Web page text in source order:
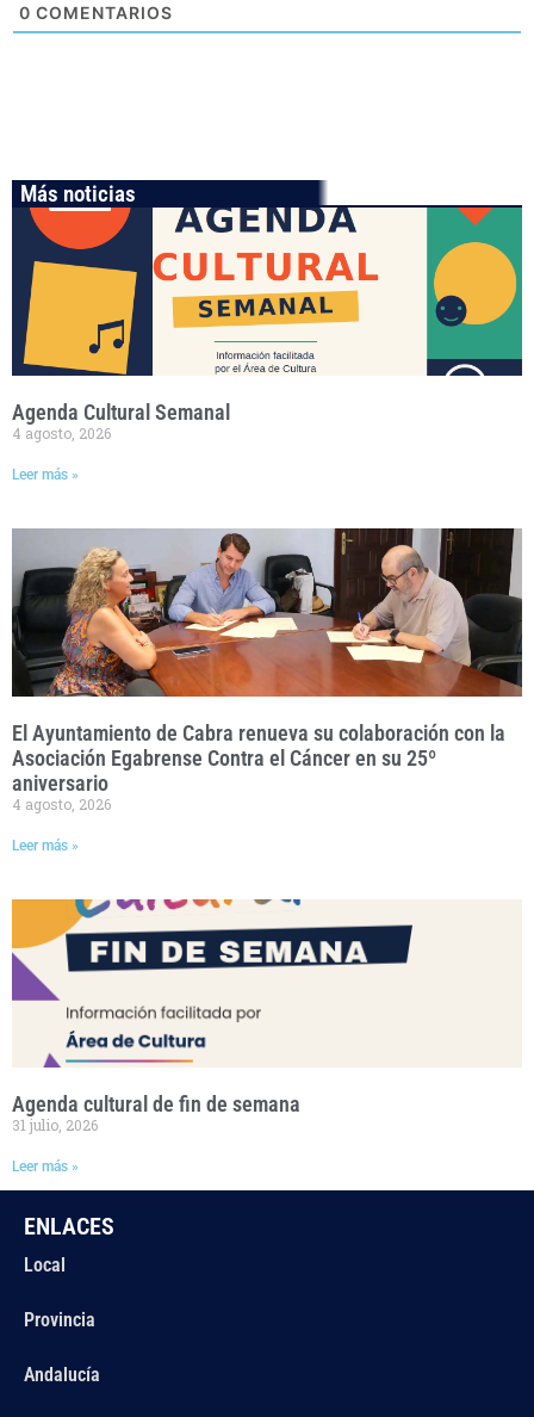
0 COMENTARIOS
Más noticias
Agenda Cultural Semanal
4 agosto, 2026
Leer más »
El Ayuntamiento de Cabra renueva su colaboración con la
Asociación Egabrense Contra el Cáncer en su 25º
aniversario
4 agosto, 2026
Leer más »
Agenda cultural de fin de semana
31 julio, 2026
Leer más »
ENLACES
Local
Provincia
Andalucía